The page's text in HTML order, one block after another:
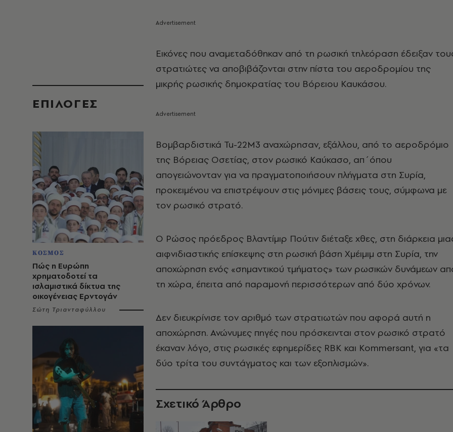
EΠΙΛΟΓΈΣ
ΚΟΣΜΟΣ
Πώς η Ευρώπη
χρηματοδοτεί τα
ισλαμιστικά δίκτυα της
οικογένειας Ερντογάν
Σώτη Τριανταφύλλου
Εικόνες που αναμεταδόθηκαν από τη ρωσική τηλεόραση έδειξαν
στρατιώτες να αποβιβάζονται στην πίστα του αεροδρομίου της
μικρής ρωσικής δημοκρατίας του Βόρειου Καυκάσου.
Βομβαρδιστικά Tu-22M3 αναχώρησαν, εξάλλου, από το αεροδρόμιο
της Βόρειας Οσετίας, στον ρωσικό Καύκασο, απ΄όπου
απογειώνονταν για να πραγματοποιήσουν πλήγματα στη Συρία,
προκειμένου να επιστρέψουν στις μόνιμες βάσεις τους, σύμφωνα με
τον ρωσικό στρατό.
Ο Ρώσος πρόεδρος Βλαντίμιρ Πούτιν διέταξε χθες, στη διάρκεια
αιφνιδιαστικής επίσκεψης στη ρωσική βάση Χμέιμιμ στη Συρία, την
αποχώρηση ενός «σημαντικού τμήματος» των ρωσικών δυνάμεων
τη χώρα, έπειτα από παραμονή περισσότερων από δύο χρόνων.
Δεν διευκρίνισε τον αριθμό των στρατιωτών που αφορά αυτή η
αποχώρηση. Ανώνυμες πηγές που πρόσκεινται στον ρωσικό στρατό
έκαναν λόγο, στις ρωσικές εφημερίδες RBK και Kommersant, για «τα
δύο τρίτα του συντάγματος και των εξοπλισμών».
Σχετικό Άρθρο